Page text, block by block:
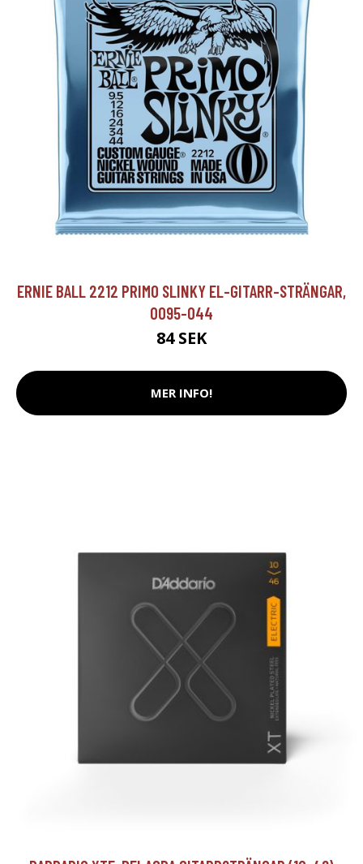
ERNIE BALL 2212 PRIMO SLINKY EL-GITARR-STRÄNGAR,
0095-044
84 SEK
MER INFO!